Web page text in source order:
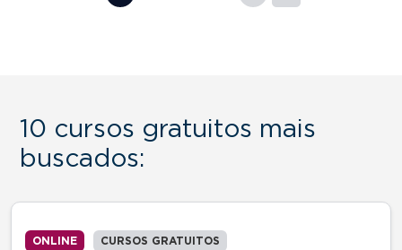
10 cursos gratuitos mais
buscados:
ONLINE CURSOS GRATUITOS